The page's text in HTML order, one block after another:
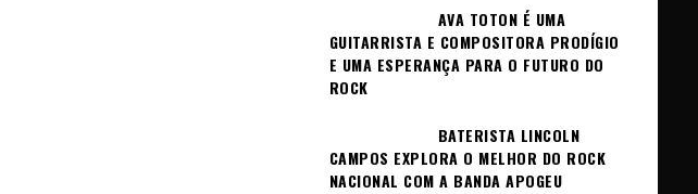
AVA TOTON É UMA
GUITARRISTA E COMPOSITORA PRODÍGIO
E UMA ESPERANÇA PARA O FUTURO DO
ROCK
BATERISTA LINCOLN
CAMPOS EXPLORA O MELHOR DO ROCK
NACIONAL COM A BANDA APOGEU